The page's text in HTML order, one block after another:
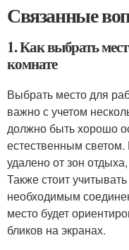
Связанные
1. Как выбрать
комнате
Выбрать место для
важно с учетом
должно быть хорошо
естественным
удалено от зон
Также стоит
необходимым
место будет
бликов на экранах.